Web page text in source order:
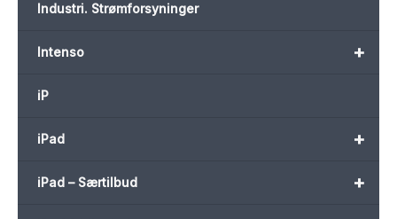
Industri. Strømforsyninger
+
Intenso
iP
+
iPad
+
iPad – Særtilbud